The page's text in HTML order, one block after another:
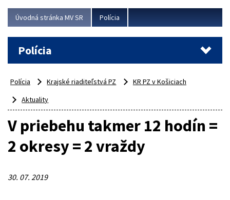
Úvodná stránka MV SR Polícia
Polícia
Polícia Krajské riaditeľstvá PZ
KR PZ v Košiciach
Aktuality
V priebehu takmer 12 hodín =
2 okresy = 2 vraždy
30. 07. 2019